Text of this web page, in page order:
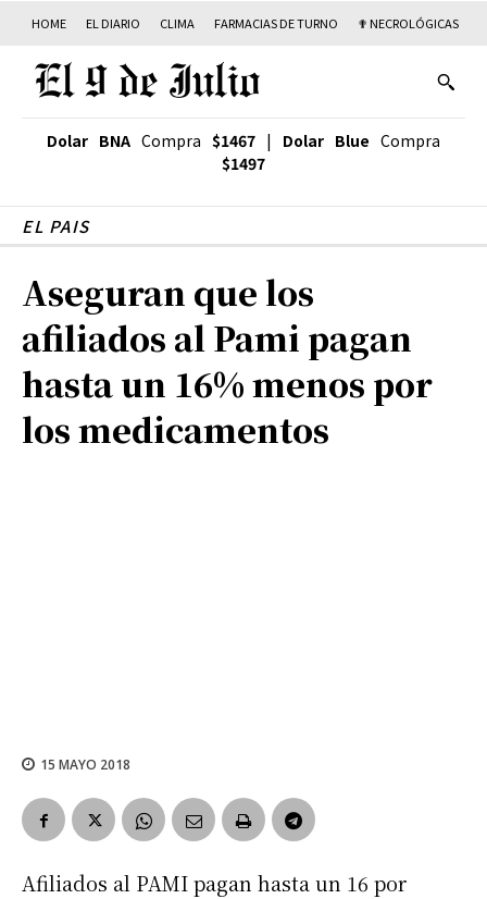
HOME EL DIARIO CLIMA FARMACIAS DE TURNO ✟ NECROLÓGICAS
Dolar BNA Compra $1467 | Dolar Blue Compra
$1497
EL PAIS
Aseguran que los
afiliados al Pami pagan
hasta un 16% menos por
los medicamentos
15 MAYO 2018
Afiliados al PAMI pagan hasta un 16 por